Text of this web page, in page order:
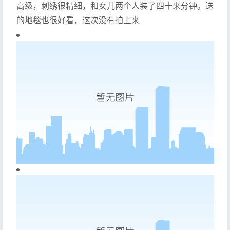
高级，刺绣很精细，和女儿两个人装了四十来分钟。送
的地毯也很好看，这次没有拍上来